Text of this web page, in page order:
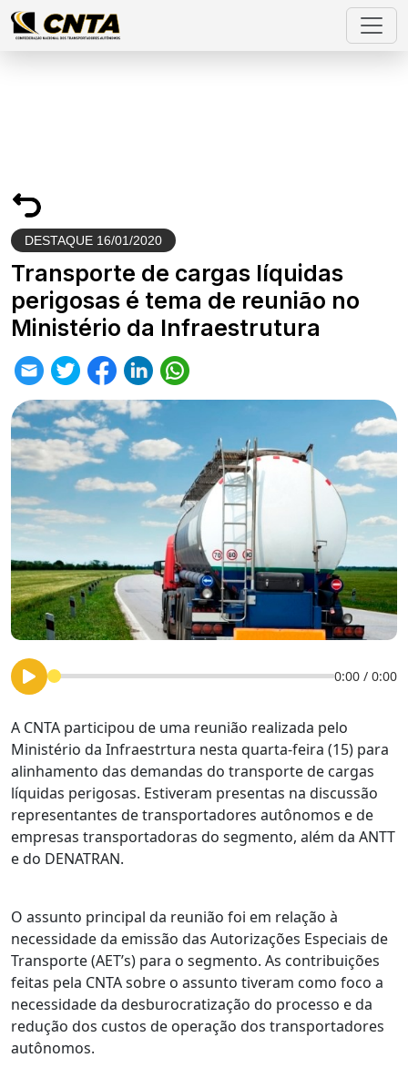
DESTAQUE 16/01/2020
Transporte de cargas líquidas
perigosas é tema de reunião no
Ministério da Infraestrutura
0:00 / 0:00
A CNTA participou de uma reunião realizada pelo
Ministério da Infraestrtura nesta quarta-feira (15) para
alinhamento das demandas do transporte de cargas
líquidas perigosas. Estiveram presentas na discussão
representantes de transportadores autônomos e de
empresas transportadoras do segmento, além da ANTT
e do DENATRAN.
O assunto principal da reunião foi em relação à
necessidade da emissão das Autorizações Especiais de
Transporte (AET’s) para o segmento. As contribuições
feitas pela CNTA sobre o assunto tiveram como foco a
necessidade da desburocratização do processo e da
redução dos custos de operação dos transportadores
autônomos.